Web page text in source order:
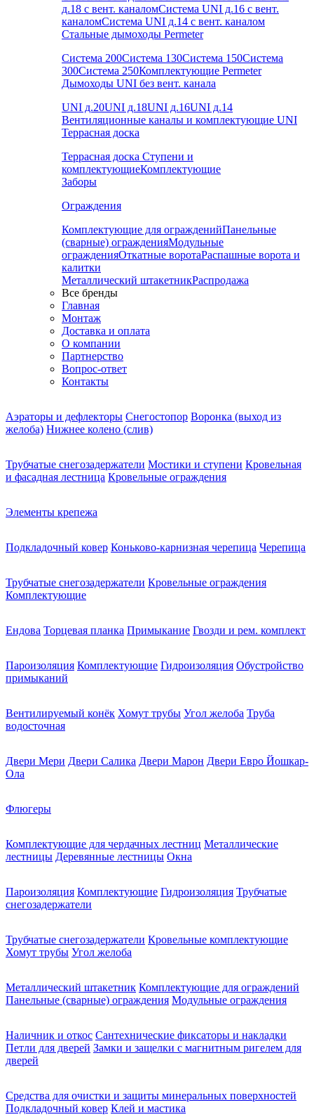
д.18 с вент. каналомСистема UNI д.16 с вент.
каналомСистема UNI д.14 с вент. каналом
Стальные дымоходы Permeter
Система 200Система 130Система 150Система
300Система 250Комплектующие Permeter
Дымоходы UNI без вент. канала
UNI д.20UNI д.18UNI д.16UNI д.14
Вентиляционные каналы и комплектующие UNI
Террасная доска
Террасная доска Ступени и
комплектующиеКомплектующие
Заборы
Ограждения
Комплектующие для огражденийПанельные
(сварные) огражденияМодульные
огражденияОткатные воротаРаспашные ворота и
калитки
Металлический штакетникРаспродажа
Все бренды
Главная
Монтаж
Доставка и оплата
О компании
Партнерство
Вопрос-ответ
Контакты
Аэраторы и дефлекторы Снегостопор Воронка (выход из
желоба) Нижнее колено (слив)
Трубчатые снегозадержатели Мостики и ступени Кровельная
и фасадная лестница Кровельные ограждения
Элементы крепежа
Подкладочный ковер Коньково-карнизная черепица Черепица
Трубчатые снегозадержатели Кровельные ограждения
Комплектующие
Ендова Торцевая планка Примыкание Гвозди и рем. комплект
Пароизоляция Комплектующие Гидроизоляция Обустройство
примыканий
Вентилируемый конёк Хомут трубы Угол желоба Труба
водосточная
Двери Мери Двери Салика Двери Марон Двери Евро Йошкар-
Ола
Флюгеры
Комплектующие для чердачных лестниц Металлические
лестницы Деревянные лестницы Окна
Пароизоляция Комплектующие Гидроизоляция Трубчатые
снегозадержатели
Трубчатые снегозадержатели Кровельные комплектующие
Хомут трубы Угол желоба
Металлический штакетник Комплектующие для ограждений
Панельные (сварные) ограждения Модульные ограждения
Наличник и откос Сантехнические фиксаторы и накладки
Петли для дверей Замки и защелки с магнитным ригелем для
дверей
Средства для очистки и защиты минеральных поверхностей
Подкладочный ковер Клей и мастика